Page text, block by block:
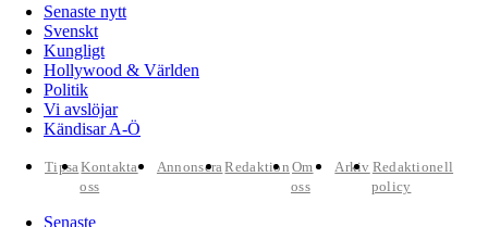
Senaste nytt
Svenskt
Kungligt
Hollywood & Världen
Politik
Vi avslöjar
Kändisar A-Ö
TipsaKontakta
oss
AnnonseraRedaktion Om
oss
Arkiv Redaktionell
policy
Senaste